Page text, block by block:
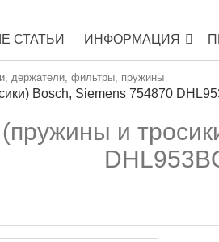
СТАТЬИ ИНФОРМАЦИЯ
держатели, фильтры, пружины
Bosch, Siemens 754870
и